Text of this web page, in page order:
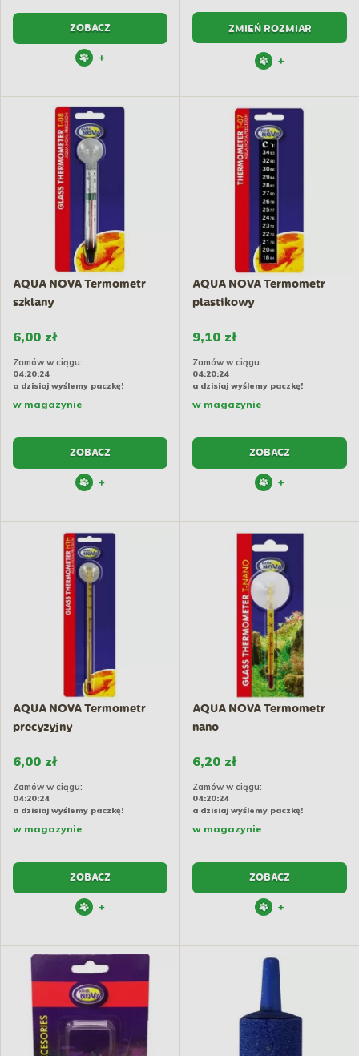
ZOBACZ
+
ZMIEŃ ROZMIAR
+
AQUA NOVA Termometr
szklany
6,00 zł
Zamów w ciągu:
04:20:23
a dzisiaj wyślemy paczkę!
w magazynie
ZOBACZ
+
AQUA NOVA Termometr
plastikowy
9,10 zł
Zamów w ciągu:
04:20:23
a dzisiaj wyślemy paczkę!
w magazynie
ZOBACZ
+
AQUA NOVA Termometr
precyzyjny
6,00 zł
Zamów w ciągu:
04:20:23
a dzisiaj wyślemy paczkę!
w magazynie
ZOBACZ
+
AQUA NOVA Termometr
nano
6,20 zł
Zamów w ciągu:
04:20:23
a dzisiaj wyślemy paczkę!
w magazynie
ZOBACZ
+